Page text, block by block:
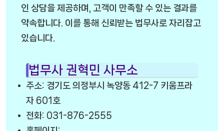
인 상담을 제공하며, 고객이 만족할 수 있는 결과를
약속합니다. 이를 통해 신뢰받는 법무사로 자리잡고
있습니다.
법무사 권혁민 사무소
주소: 경기도 의정부시 녹양동 412-7 키움프라
자 601호
전화: 031-876-2555